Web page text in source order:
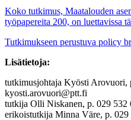
Koko tutkimus, Maatalouden
työpapereita 200, on luettavissa
Tutkimukseen perustuva policy
Lisätietoja:
tutkimusjohtaja Kyösti Arovuori,
kyosti.arovuori@ptt.fi
tutkija Olli Niskanen, p. 029
erikoistutkija Minna Väre, p.